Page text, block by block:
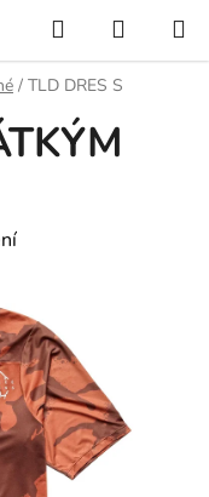
Hledat
KOŠÍK
/ TLD DRES S